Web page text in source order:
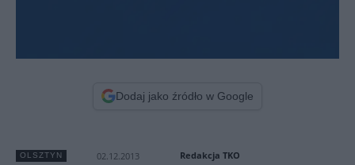
Dodaj jako źródło w Google
OLSZTYN 02.12.2013 Redakcja TKO